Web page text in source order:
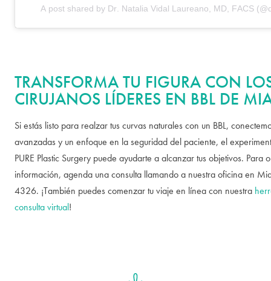
A post shared by Dr. Natalia Vidal Laureano, MD, FACS
TRANSFORMA TU FIGURA CON
CIRUJANOS LÍDERES EN BBL DE
Si estás listo para realzar tus curvas naturales con un BBL,
avanzadas y un enfoque en la seguridad del paciente, el
PURE Plastic Surgery puede ayudarte a alcanzar tus objetivos. Para
información, agenda una consulta llamando a nuestra oficina en
4326. ¡También puedes comenzar tu viaje en línea con nuestra
consulta virtual!